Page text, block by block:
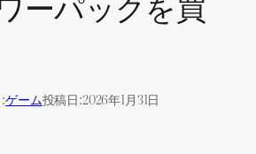
ーパックを買
ゲーム投稿日:2026年1月31日